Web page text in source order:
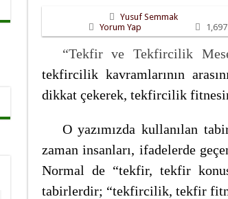
Yusuf Semmak
Yorum Yap
“Tekfir ve Tekfircilik
tekfircilik kavramlarının
dikkat çekerek, tekfircilik
O yazımızda kullanılan
zaman insanları, ifadelerde
Normal de “tekfir, tekfir
tabirlerdir; “tekfircilik, tekfir